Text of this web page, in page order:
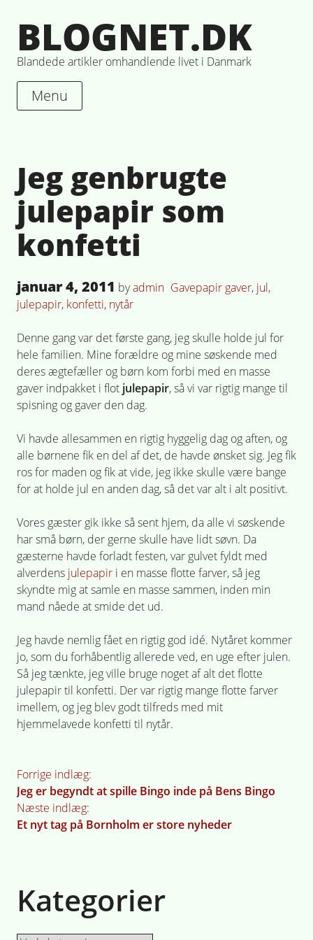
to
content
BLOGNET.DK
Blandede artikler omhandlende livet i Danmark
Menu
Jeg genbrugte
julepapir som
konfetti
Posted
on
januar 4, 2011 byadmin Posted
GavepapirTagged
gaver, jul,
julepapir, konfetti, nytår
Denne gang var det første gang, jeg skulle holde jul for
hele familien. Mine forældre og mine søskende med
deres ægtefæller og børn kom forbi med en masse
gaver indpakket i flot julepapir, så vi var rigtig mange til
spisning og gaver den dag.
Vi havde allesammen en rigtig hyggelig dag og aften, og
alle børnene fik en del af det, de havde ønsket sig. Jeg fik
ros for maden og fik at vide, jeg ikke skulle være bange
for at holde jul en anden dag, så det var alt i alt positivt.
Vores gæster gik ikke så sent hjem, da alle vi søskende
har små børn, der gerne skulle have lidt søvn. Da
gæsterne havde forladt festen, var gulvet fyldt med
alverdens julepapir i en masse flotte farver, så jeg
skyndte mig at samle en masse sammen, inden min
mand nåede at smide det ud.
Jeg havde nemlig fået en rigtig god idé. Nytåret kommer
jo, som du forhåbentlig allerede ved, en uge efter julen.
Så jeg tænkte, jeg ville bruge noget af alt det flotte
julepapir til konfetti. Der var rigtig mange flotte farver
imellem, og jeg blev godt tilfreds med mit
hjemmelavede konfetti til nytår.
Indlægsnavigation
Forrige indlæg:
Jeg er begyndt at spille Bingo inde på Bens Bingo
Næste indlæg:
Et nyt tag på Bornholm er store nyheder
Kategorier